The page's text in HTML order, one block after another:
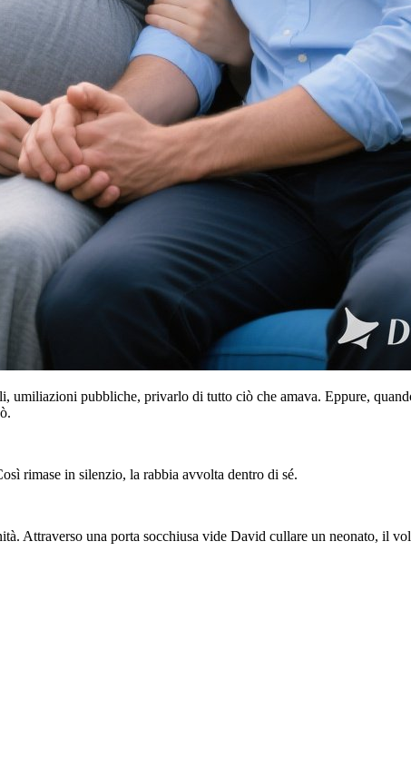
pubbliche, privarlo di tutto ciò che amava. Eppure,
rimase in silenzio, la rabbia avvolta dentro di sé.
Attraverso una porta socchiusa vide David cullare un neonato, il